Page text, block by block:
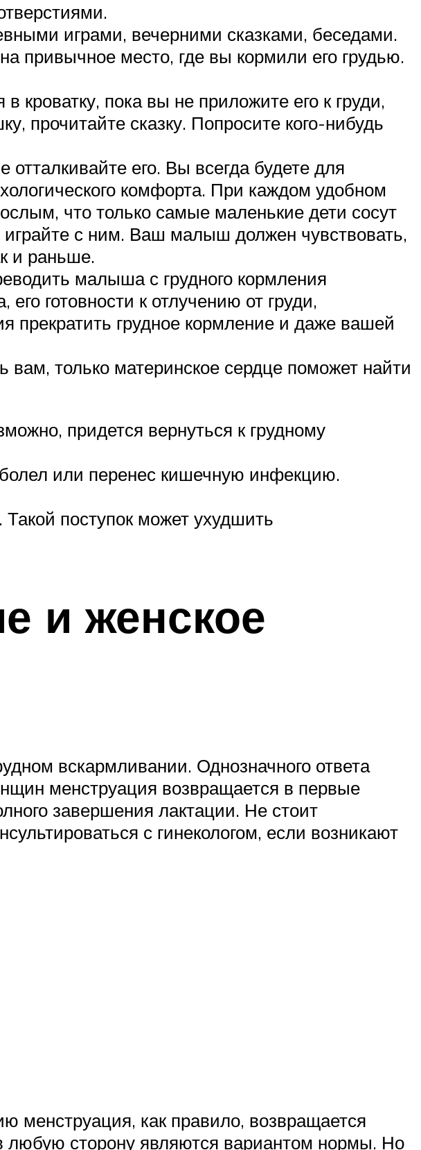
играми, вечерними сказками, беседами.
привычное место, где вы кормили его грудью.
пока вы не приложите его к груди,
прочитайте сказку. Попросите кого-нибудь
его. Вы всегда будете для
комфорта. При каждом удобном
что только самые маленькие дети сосут
играйте с ним. Ваш малыш должен чувствовать,
и раньше.
малыша с грудного кормления
готовности к отлучению от груди,
прекратить грудное кормление и даже вашей
только материнское сердце поможет найти
придется вернуться к грудному
или перенес кишечную инфекцию.
поступок может ухудшить
и женское
вскармливании. Однозначного ответа
менструация возвращается в первые
завершения лактации. Не стоит
с гинекологом, если возникают
менструация, как правило, возвращается
любую сторону являются вариантом нормы. Но